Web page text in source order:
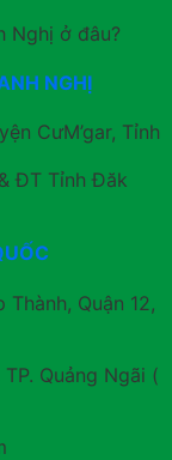
Nghị ở đâu?
NGHỊ
CưM’gar, Tỉnh
ĐT Tỉnh Đăk
Thành, Quận 12,
Quảng Ngãi (